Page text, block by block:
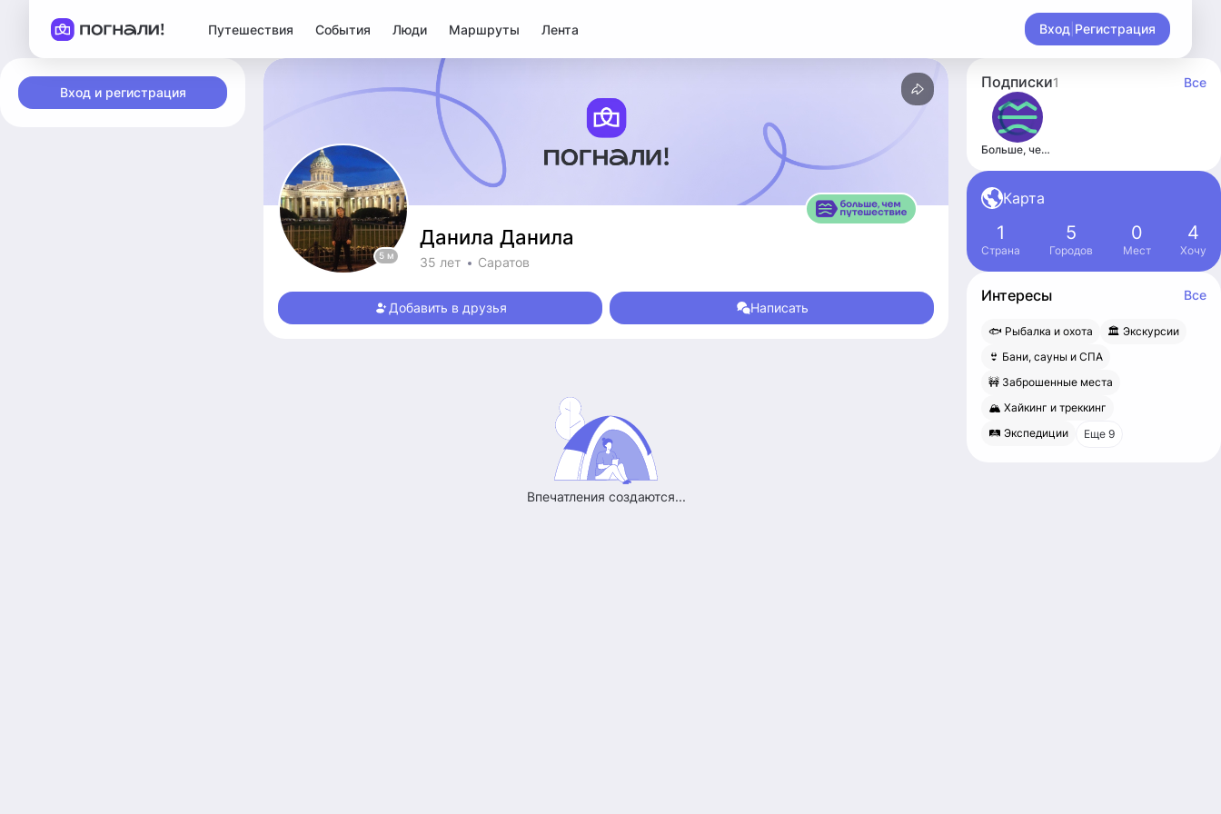
Путешествия События Люди Маршруты Лента Вход Регистрация
Вход и регистрация
5 м
Данила Данила
35 лет Саратов
Добавить в друзья Написать
Впечатления создаются...
Подписки1 Все
Больше, чем путешествие
Карта
1
Страна
5
Городов
0
Мест
4
Хочу
Интересы Все
🐟 Рыбалка и охота
🏛 Экскурсии
👙 Бани, сауны и СПА
🚧 Заброшенные места
🏔 Хайкинг и треккинг
🛤 Экспедиции
Еще 9